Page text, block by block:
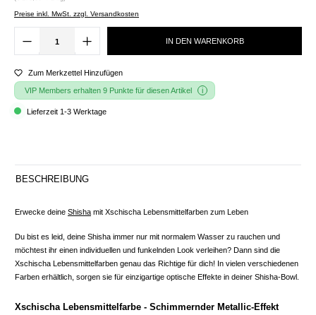
Preise inkl. MwSt. zzgl. Versandkosten
IN DEN WARENKORB
Zum Merkzettel Hinzufügen
VIP Members erhalten 9 Punkte für diesen Artikel
Lieferzeit 1-3 Werktage
BESCHREIBUNG
Erwecke deine Shisha mit Xschischa Lebensmittelfarben zum Leben
Du bist es leid, deine Shisha immer nur mit normalem Wasser zu rauchen und
möchtest ihr einen individuellen und funkelnden Look verleihen? Dann sind die
Xschischa Lebensmittelfarben genau das Richtige für dich! In vielen verschiedenen
Farben erhältlich, sorgen sie für einzigartige optische Effekte in deiner Shisha-Bowl.
Xschischa Lebensmittelfarbe - Schimmernder Metallic-Effekt